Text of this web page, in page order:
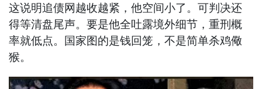
这说明追债网越收越紧，他空间小了。可判决还
得等清盘尾声。要是他全吐露境外细节，重刑概
率就低点。国家图的是钱回笼，不是简单杀鸡儆
猴。